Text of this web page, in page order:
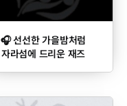
🎧 선선한 가을밤처럼
자라섬에 드리운 재즈